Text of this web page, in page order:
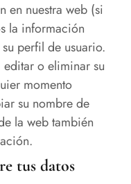
en nuestra web (si
la información
perfil de usuario.
editar o eliminar su
momento
su nombre de
la web también
tus datos